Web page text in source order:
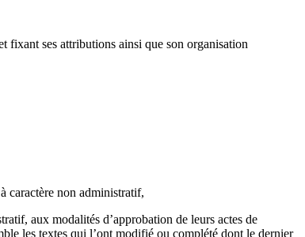
ses attributions ainsi que son organisation
caractère non administratif,
aux modalités d’approbation de leurs actes de
les textes qui l’ont modifié ou complété dont le dernier